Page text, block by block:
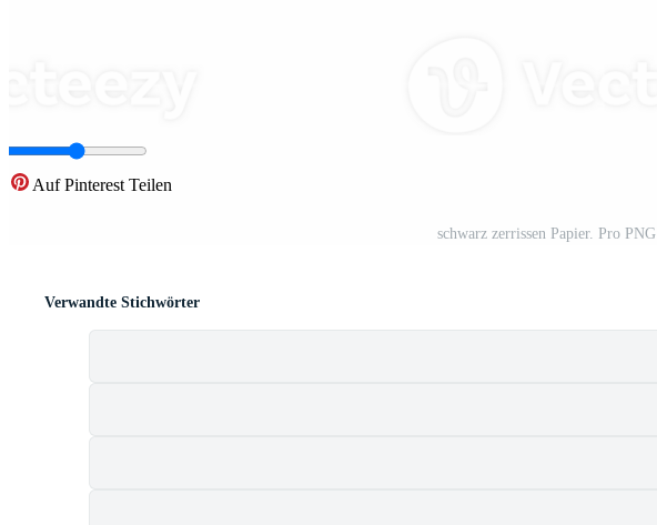
Auf Pinterest Teilen
schwarz zerrissen Papier. Pro PNG
Verwandte Stichwörter